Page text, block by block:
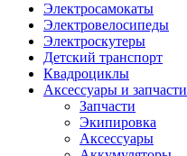
Электросамокаты
Электровелосипеды
Электроскутеры
Детский транспорт
Квадроциклы
Аксессуары и запчасти
Запчасти
Экипировка
Аксессуары